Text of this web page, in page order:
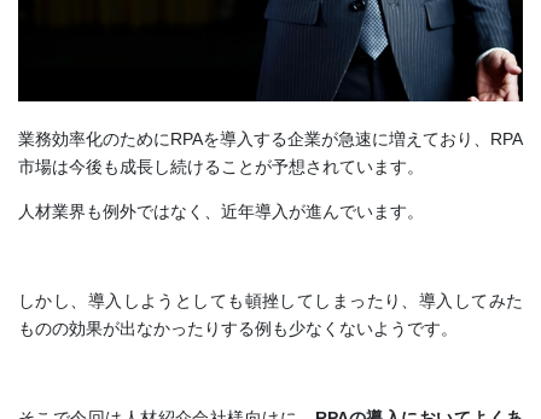
業務効率化のためにRPAを導入する企業が急速に増えており、RPA
市場は今後も成長し続けることが予想されています。
人材業界も例外ではなく、近年導入が進んでいます。
しかし、導入しようとしても頓挫してしまったり、導入してみた
ものの効果が出なかったりする例も少なくないようです。